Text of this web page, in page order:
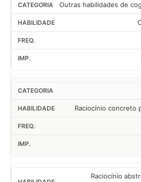
Outras habilidades de
Raciocínio concreto
Raciocínio